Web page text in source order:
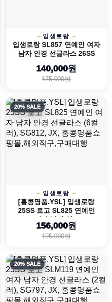
입생로랑
입생로랑 SL857 연예인 여자
남자 안경 선글라스 26SS
140,000원
175,000원
20% SALE
입생로랑
[홍콩명품.YSL] 입생로랑
25SS 로고 SL825 연예인
여자 남자 안...
156,000원
195,000원
20% SALE